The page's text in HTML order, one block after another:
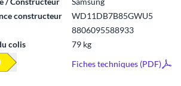
constructeur
WD11DB7B85GWU5
8806095588933
colis
79 kg
Fiches techniques (PDF)